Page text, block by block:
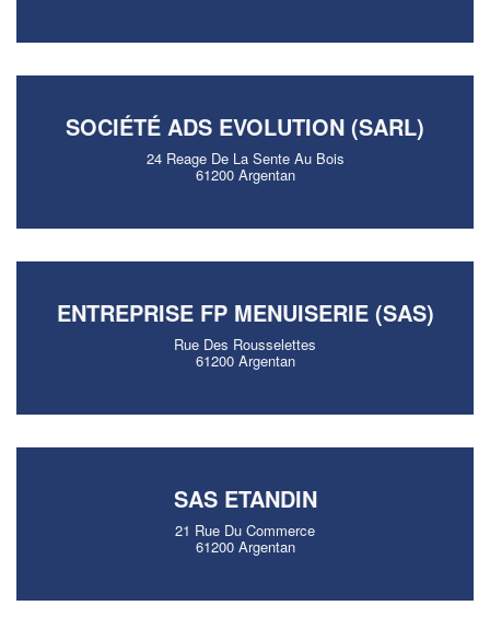
SOCIÉTÉ ADS EVOLUTION (SARL)
24 Reage De La Sente Au Bois
61200 Argentan
ENTREPRISE FP MENUISERIE (SAS)
Rue Des Rousselettes
61200 Argentan
SAS ETANDIN
21 Rue Du Commerce
61200 Argentan